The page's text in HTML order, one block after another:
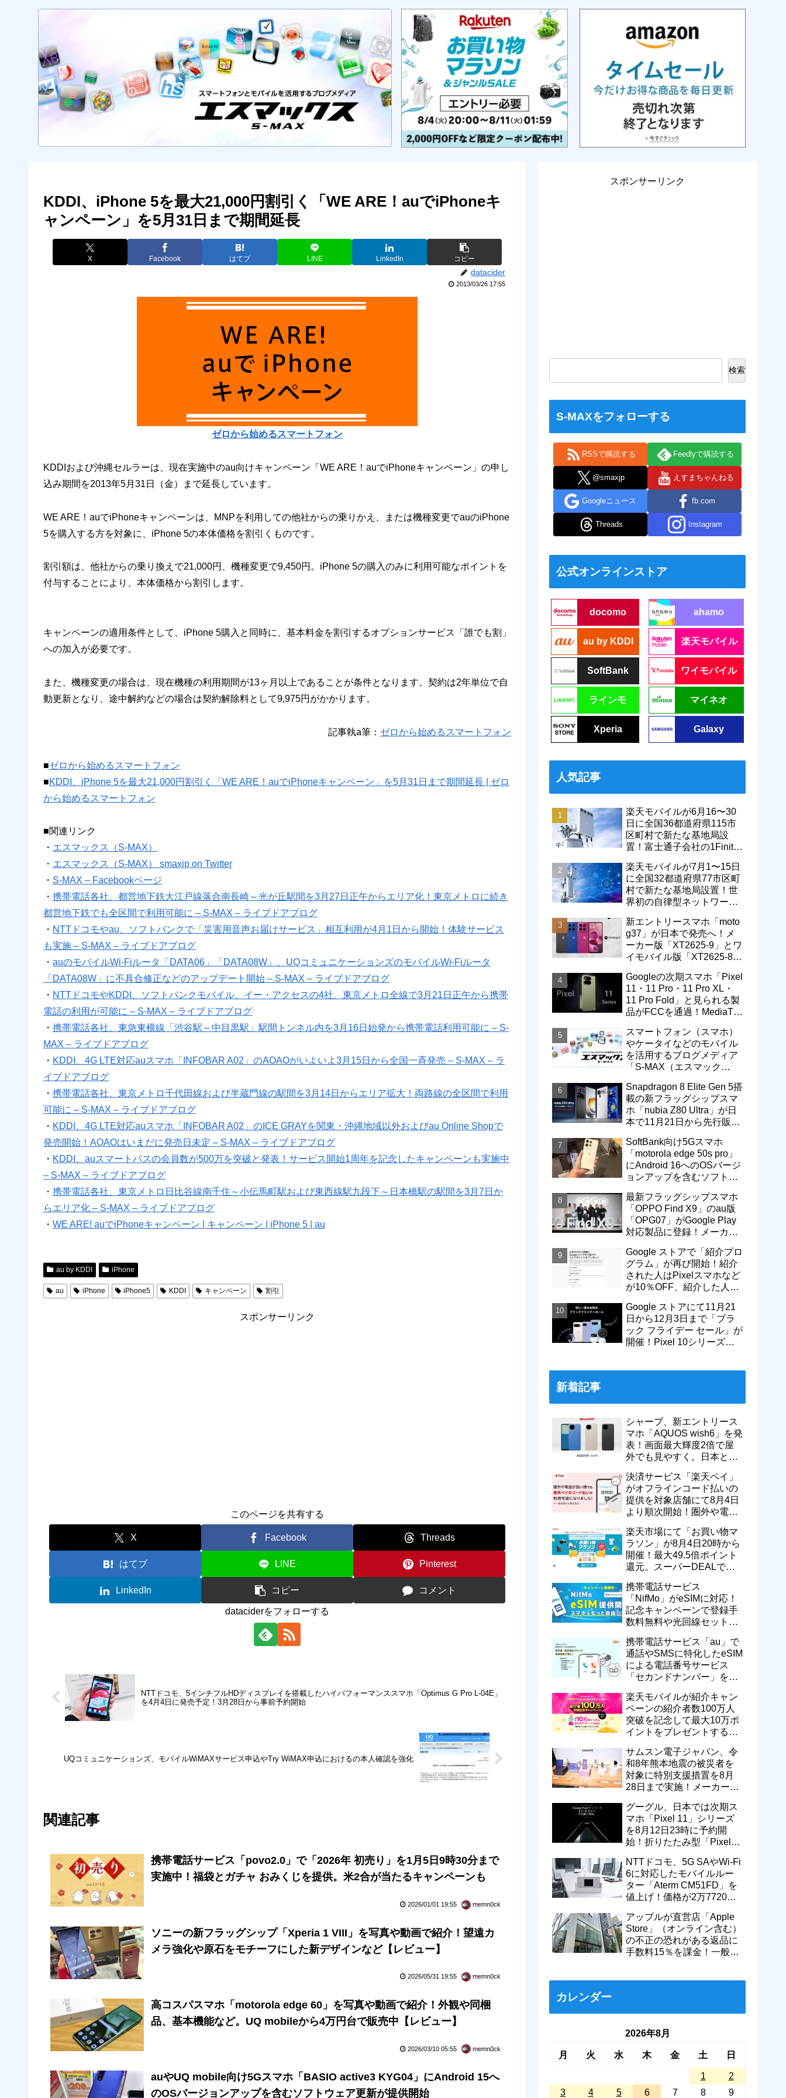
KDDI、iPhone 5を最大21,000円割引く「WE ARE！auでiPhoneキ
ャンペーン」を5月31日まで期間延長
X Facebook はてブ LINE LinkedIn コピー
datacider
2013/03/26 17:55
ゼロから始めるスマートフォン
KDDIおよび沖縄セルラーは、現在実施中のau向けキャンペーン「WE ARE！auでiPhoneキャンペーン」の申し
込み期間を2013年5月31日（金）まで延長しています。
WE ARE！auでiPhoneキャンペーンは、MNPを利用しての他社からの乗りかえ、または機種変更でauのiPhone
5を購入する方を対象に、iPhone 5の本体価格を割引くものです。
割引額は、他社からの乗り換えで21,000円、機種変更で9,450円。iPhone 5の購入のみに利用可能なポイントを
付与することにより、本体価格から割引します。
キャンペーンの適用条件として、iPhone 5購入と同時に、基本料金を割引するオプションサービス「誰でも割」
への加入が必要です。
また、機種変更の場合は、現在機種の利用期間が13ヶ月以上であることが条件となります。契約は2年単位で自
動更新となり、途中解約などの場合は契約解除料として9,975円がかかります。
記事執a筆： ゼロから始めるスマートフォン
■ゼロから始めるスマートフォン
■KDDI、iPhone 5を最大21,000円割引く「WE ARE！auでiPhoneキャンペーン」を5月31日まで期間延長 | ゼロ
から始めるスマートフォン
■関連リンク
・ エスマックス（S-MAX）
・ エスマックス（S-MAX） smaxjp on Twitter
・ S-MAX – Facebookページ
・ 携帯電話各社、都営地下鉄大江戸線落合南長崎～光が丘駅間を3月27日正午からエリア化！東京メトロに続き
都営地下鉄でも全区間で利用可能に – S-MAX – ライブドアブログ
・ NTTドコモやau、ソフトバンクで「災害用音声お届けサービス」相互利用が4月1日から開始！体験サービス
も実施 – S-MAX – ライブドアブログ
・ auのモバイルWi-Fiルータ「DATA06」「DATA08W」、UQコミュニケーションズのモバイルWi-Fiルータ
「DATA08W」に不具合修正などのアップデート開始 – S-MAX – ライブドアブログ
・ NTTドコモやKDDI、ソフトバンクモバイル、イー・アクセスの4社、東京メトロ全線で3月21日正午から携帯
電話の利用が可能に – S-MAX – ライブドアブログ
・ 携帯電話各社、東急東横線「渋谷駅～中目黒駅」駅間トンネル内を3月16日始発から携帯電話利用可能に – S-
MAX – ライブドアブログ
・ KDDI、4G LTE対応auスマホ「INFOBAR A02」のAOAOがいよいよ3月15日から全国一斉発売 – S-MAX – ラ
イブドアブログ
・ 携帯電話各社、東京メトロ千代田線および半蔵門線の駅間を3月14日からエリア拡大！両路線の全区間で利用
可能に – S-MAX – ライブドアブログ
・ KDDI、4G LTE対応auスマホ「INFOBAR A02」のICE GRAYを関東・沖縄地域以外およびau Online Shopで
発売開始！AOAOはいまだに発売日未定 – S-MAX – ライブドアブログ
・ KDDI、auスマートパスの会員数が500万を突破と発表！サービス開始1周年を記念したキャンペーンも実施中
– S-MAX – ライブドアブログ
・ 携帯電話各社、東京メトロ日比谷線南千住～小伝馬町駅および東西線駅九段下～日本橋駅の駅間を3月7日か
らエリア化 – S-MAX – ライブドアブログ
・ WE ARE! auでiPhoneキャンペーン | キャンペーン | iPhone 5 | au
au by KDDI iPhone
au iPhone iPhone5 KDDI キャンペーン 割引
スポンサーリンク
このページを共有する
X Facebook Threads
はてブ LINE Pinterest
LinkedIn コピー コメント
dataciderをフォローする
NTTドコモ、5インチフルHDディスプレイを搭載したハイパフォーマンススマホ「Optimus G Pro L-04E」
を4月4日に発売予定！3月28日から事前予約開始
UQコミュニケーションズ、モバイルWiMAXサービス申込やTry WiMAX申込におけるの本人確認を強化
関連記事
携帯電話サービス「povo2.0」で「2026年 初売り」を1月5日9時30分まで
実施中！福袋とガチャ おみくじを提供。米2合が当たるキャンペーンも
2026/01/01 19:55 memn0ck
ソニーの新フラッグシップ「Xperia 1 VIII」を写真や動画で紹介！望遠カ
メラ強化や原石をモチーフにした新デザインなど【レビュー】
2026/05/31 19:55 memn0ck
高コスパスマホ「motorola edge 60」を写真や動画で紹介！外観や同梱
品、基本機能など。UQ mobileから4万円台で販売中【レビュー】
2026/03/10 05:55 memn0ck
auやUQ mobile向け5Gスマホ「BASIO active3 KYG04」にAndroid 15へ
のOSバージョンアップを含むソフトウェア更新が提供開始
スポンサーリンク
検索
S-MAXをフォローする
RSSで購読する Feedlyで購読する
@smaxjp えすまちゃんねる
Googleニュース fb.com
Threads Instagram
公式オンラインストア
docomo ahamo
au by KDDI 楽天モバイル
SoftBank ワイモバイル
ラインモ マイネオ
Xperia Galaxy
人気記事
楽天モバイルが6月16〜30
日に全国36都道府県115市
区町村で新たな基地局設
置！富士通子会社の1Finity
エリアが拡大
楽天モバイルが7月1〜15日
に全国32都道府県77市区町
村で新たな基地局設置！世
界初の自律型ネットワーク
通信品質も改善
新エントリースマホ「moto
g37」が日本で発売へ！メ
ーカー版「XT2625-9」とワ
イモバイル版「XT2625-8」
Googleの次期スマホ「Pixel
11・11 Pro・11 Pro XL・
11 Pro Fold」と見られる製
品がFCCを通過！MediaTek
スマートフォン（スマホ）
やケータイなどのモバイル
を活用するブログメディア
「S-MAX（エスマック
Snapdragon 8 Elite Gen 5搭
載の新フラッグシップスマ
ホ「nubia Z80 Ultra」が日
本で11月21日から先行販
SoftBank向け5Gスマホ
「motorola edge 50s pro」
にAndroid 16へのOSバージ
ョンアップを含むソフトウ
最新フラッグシップスマホ
「OPPO Find X9」のau版
「OPG07」がGoogle Play
対応製品に登録！メーカー
売へ
Google ストアで「紹介プロ
グラム」が再び開始！紹介
された人はPixelスマホなど
が10％OFF、紹介した人は
ト付与
Google ストアにて11月21
日から12月3日まで「ブラ
ック フライデー セール」が
開催！Pixel 10シリーズや
新着記事
シャープ、新エントリース
マホ「AQUOS wish6」を発
表！画面最大輝度2倍で屋
外でも見やすく。日本と台
売
決済サービス「楽天ペイ」
がオフラインコード払いの
提供を対象店舗にて8月4日
より順次開始！圏外や電波
に
楽天市場にて「お買い物マ
ラソン」が8月4日20時から
開催！最大49.5倍ポイント
還元。スーパーDEALで
など
携帯電話サービス
「NifMo」がeSIMに対応！
記念キャンペーンで登録手
数料無料や光回線セットで
770円割引に
携帯電話サービス「au」で
通話やSMSに特化したeSIM
による電話番号サービス
「セカンドナンバー」を提
番などに対応
楽天モバイルが紹介キャン
ペーンの紹介者数100万人
突破を記念して最大10万ポ
イントをプレゼントするキ
レなし
サムスン電子ジャパン、令
和8年熊本地震の被災者を
対象に特別支援措置を8月
28日まで実施！メーカー版
替機提供
グーグル、日本では次期ス
マホ「Pixel 11」シリーズ
を8月12日23時に予約開
始！折りたたみ型「Pixel
画も
NTTドコモ、5G SAやWi-Fi
6に対応したモバイルルー
ター「Aterm CM51FD」を
値上げ！価格が2万7720円
円に
アップルが直営店「Apple
Store」（オンライン含む）
の不正の恐れがある返品に
手数料15％を課金！一般的
カレンダー
2026年8月
月 火 水 木 金 土 日
1
2
3
4 5 6 7 8 9